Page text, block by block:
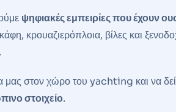
ψηφιακές εμπειρίες που έχουν
κρουαζιερόπλοια, βίλες και
μας στον χώρο του yachting και να
στοιχείο.